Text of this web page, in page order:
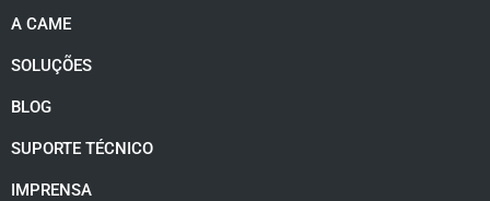
A CAME
SOLUÇÕES
BLOG
SUPORTE TÉCNICO
IMPRENSA